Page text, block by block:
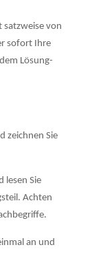
satzweise von
sofort Ihre
Lösung­
zeichnen Sie
lesen Sie
Achten
an und